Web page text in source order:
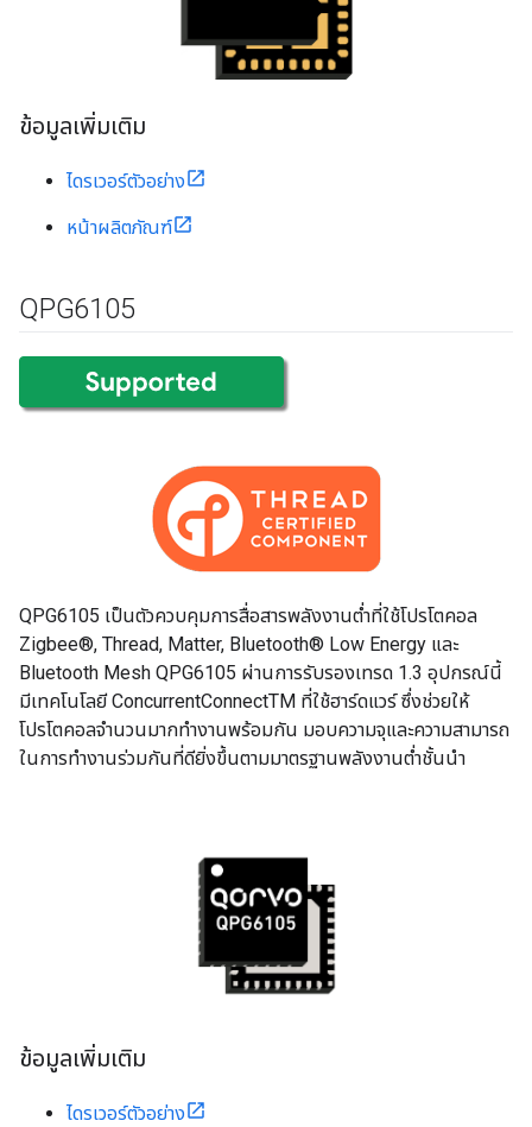
ข้อมูลเพิ่มเติม
ไดรเวอร์ตัวอย่าง
หน้าผลิตภัณฑ์
QPG6105
QPG6105 เป็นตัวควบคุมการสื่อสารพลังงานต่ำที่ใช้โปรโตคอล
Zigbee®, Thread, Matter, Bluetooth® Low Energy และ
Bluetooth Mesh QPG6105 ผ่านการรับรองเทรด 1.3 อุปกรณ์นี้
มีเทคโนโลยี ConcurrentConnectTM ที่ใช้ฮาร์ดแวร์ ซึ่งช่วยให้
โปรโตคอลจำนวนมากทำงานพร้อมกัน มอบความจุและความสามารถ
ในการทำงานร่วมกันที่ดียิ่งขึ้นตามมาตรฐานพลังงานต่ำชั้นนำ
ข้อมูลเพิ่มเติม
ไดรเวอร์ตัวอย่าง